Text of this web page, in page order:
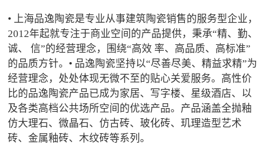
• 上海品逸陶瓷是专业从事建筑陶瓷销售的服务型企业，
2012年起就专注于商业空间的产品提供，秉承“精、勤、
诚、 信”的经营理念，围绕“高效 率、高品质、高标准”
的品质方针。• 品逸陶瓷坚持以“尽善尽美、精益求精”为
经营理念，处处体现无微不至的贴心关爱服务。高性价
比的品逸陶瓷产品已成为家居、写字楼、星级酒店、以
及各类高档公共场所空间的优选产品。产品涵盖全抛釉
仿大理石、微晶石、仿古砖、玻化砖、玑理造型艺术
砖、金属釉砖、木纹砖等系列。